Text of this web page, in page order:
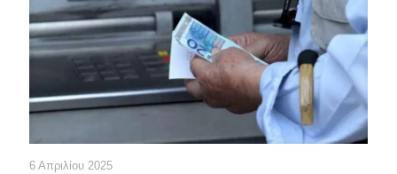
6 Απριλίου 2025